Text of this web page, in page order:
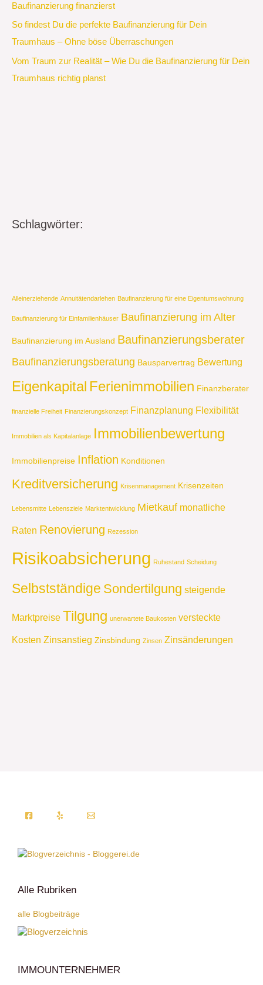
Baufinanzierung finanzierst
So findest Du die perfekte Baufinanzierung für Dein
Traumhaus – Ohne böse Überraschungen
Vom Traum zur Realität – Wie Du die Baufinanzierung für Dein
Traumhaus richtig planst
Schlagwörter:
Alleinerziehende Annuitätendarlehen Baufinanzierung für eine Eigentumswohnung
Baufinanzierung für Einfamilienhäuser Baufinanzierung im Alter
Baufinanzierung im Ausland Baufinanzierungsberater
Baufinanzierungsberatung Bausparvertrag Bewertung
Eigenkapital Ferienimmobilien Finanzberater
finanzielle Freiheit Finanzierungskonzept Finanzplanung Flexibilität
Immobilien als Kapitalanlage Immobilienbewertung
Immobilienpreise Inflation Konditionen
Kreditversicherung Krisenmanagement Krisenzeiten
Lebensmitte Lebensziele Marktentwicklung Mietkauf monatliche
Raten Renovierung Rezession
Risikoabsicherung Ruhestand Scheidung
Selbstständige Sondertilgung steigende
Marktpreise Tilgung unerwartete Baukosten versteckte
Kosten Zinsanstieg Zinsbindung Zinsen Zinsänderungen
Alle Rubriken
alle Blogbeiträge
IMMOUNTERNEHMER